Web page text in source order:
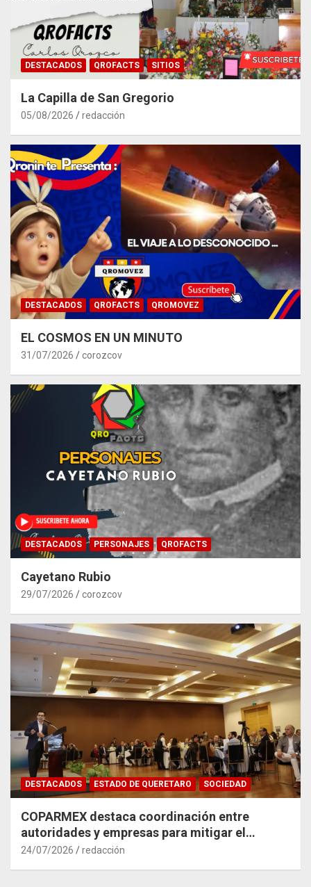
DESTACADOS QROFACTS SITIOS
La Capilla de San Gregorio
05/08/2026 redacción
DESTACADOS QROFACTS QROMOVEZ
EL COSMOS EN UN MINUTO
31/07/2026 corozcov
DESTACADOS PERSONAJES QROFACTS
Cayetano Rubio
29/07/2026 corozcov
DESTACADOS ESTADO DE QUERETARO SOCIEDAD
COPARMEX destaca coordinación entre
autoridades y empresas para mitigar el
impacto del Tren México–Querétaro
24/07/2026 redacción